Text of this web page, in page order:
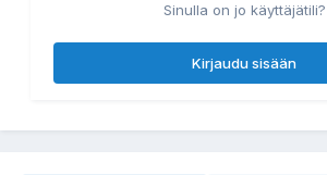
Sinulla on jo käyttäjätili?
Kirjaudu sisään